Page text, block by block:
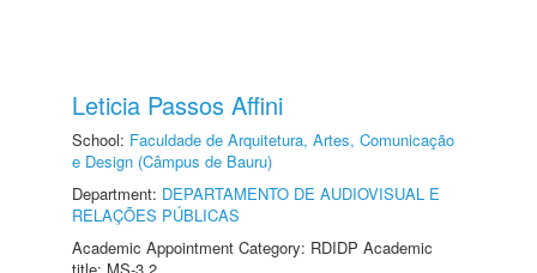
Leticia Passos Affini
School: Faculdade de Arquitetura, Artes, Comunicação
e Design (Câmpus de Bauru)
Department: DEPARTAMENTO DE AUDIOVISUAL E
RELAÇÕES PÚBLICAS
Academic Appointment Category: RDIDP Academic